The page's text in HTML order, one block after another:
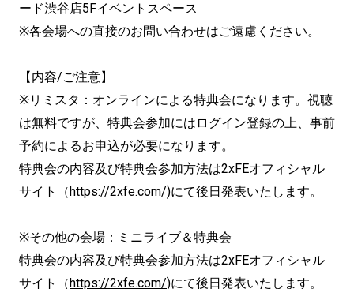
ード渋谷店5Fイベントスペース
※各会場への直接のお問い合わせはご遠慮ください。
【内容/ご注意】
※リミスタ：オンラインによる特典会になります。視聴
は無料ですが、特典会参加にはログイン登録の上、事前
予約によるお申込が必要になります。
特典会の内容及び特典会参加方法は2xFEオフィシャル
サイト（https://2xfe.com/)にて後日発表いたします。
※その他の会場：ミニライブ＆特典会
特典会の内容及び特典会参加方法は2xFEオフィシャル
サイト（https://2xfe.com/)にて後日発表いたします。